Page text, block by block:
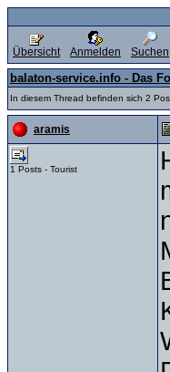
Übersicht Anmelden Suchen
balaton-service.info - Das
In diesem Thread befinden sich 2
aramis
1 Posts - Tourist